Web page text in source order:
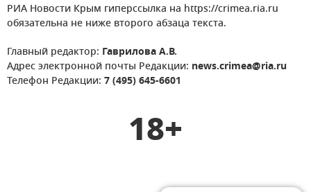
РИА Новости Крым гиперссылка на https://crimea.ria.ru
обязательна не ниже второго абзаца текста.
Главный редактор: Гаврилова А.В.
Адрес электронной почты Редакции: news.crimea@ria.ru
Телефон Редакции: 7 (495) 645-6601
18+